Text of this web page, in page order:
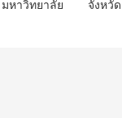
มหาวิทยาลัย จังหวัด